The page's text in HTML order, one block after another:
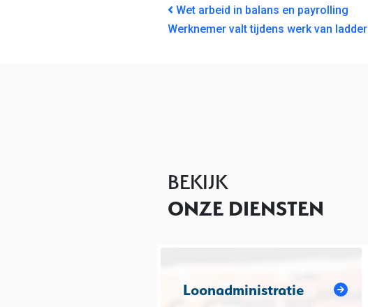
BERICHT NAVIGATIE
Wet arbeid in balans en payrolling
Werknemer valt tijdens werk van ladder
BEKIJK
ONZE DIENSTEN
Loonadministratie